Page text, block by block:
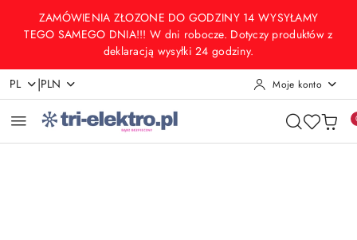
Przejdź do treści głównej
Przejdź do wyszukiwarki
Przejdź do moje konto
Przejdź do menu głównego
Przejdź do opisu produktu
Przejdź do stopki
ZAMÓWIENIA ZŁOZONE DO GODZINY 14 WYSYŁAMY
TEGO SAMEGO DNIA!!! W dni robocze. Dotyczy produktów z
deklaracją wysyłki 24 godziny.
PL |PLN Moje konto